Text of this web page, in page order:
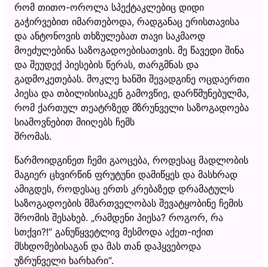
რომ თითო-ოროლა სპექტაკლებიც დიდი
გაჭირვებით იმართებოდა, რადგანაც ერისთავისა
და ანტონოვის თხზულებათ თავი საკმაოდ
მოეძულებინა საზოგადოებისათვის. მე წავედი შინა
და შეუდექ პიესების წერას, თარგმნას და
გადმოკეთებას. მოკლე ხანში შევადგინე ოცდაერთი
პიესა და თბილისისაკენ გამოვწიე, დარწმუნებულმა,
რომ ქართულ თეატრზედ მზრუნველი საზოგადოება
სიამოვნებით მიიღებს ჩემს
შრომას.
წარმოიდგინეთ ჩემი გაოცება, როდესაც მადლობის
მაგიერ ცხვირწინ ფრუტუნი დამიწყეს და მასხრად
ამიგდეს, როდესაც ერთს კრებაზედ დრამატულს
საზოგადოების მმართველობას შევატყობინე ჩემის
შრომის შესახებ. „რამდენი პიესა? როგორ, რა
სთქვი?!“ განუწყვეტლივ მესმოდა აქეთ-იქით
მსხდომებისაგან და მას თან დაჰყვებოდა
უზრუნველი ხარხარი“.